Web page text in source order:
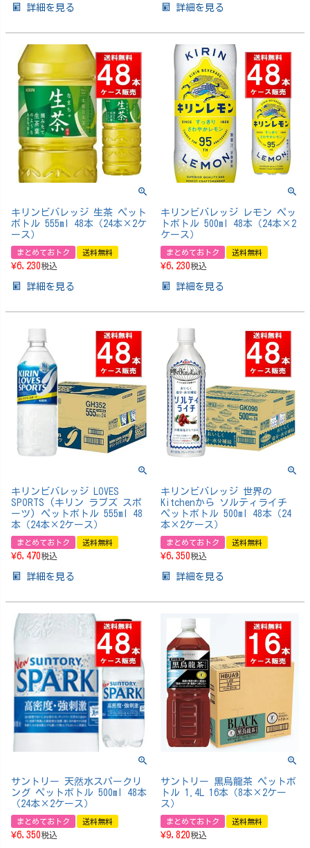
詳細を見る 詳細を見る
キリンビバレッジ 生茶 ペット
ボトル 555ml 48本（24本×2ケ
ース）
まとめておトク 送料無料
¥6,230税込
詳細を見る
キリンビバレッジ レモン ペッ
トボトル 500ml 48本（24本×2
ケース）
まとめておトク 送料無料
¥6,230税込
詳細を見る
キリンビバレッジ LOVES
SPORTS (キリン ラブズ スポ
ーツ) ペットボトル 555ml 48
本（24本×2ケース）
まとめておトク 送料無料
¥6,470税込
詳細を見る
キリンビバレッジ 世界の
Kitchenから ソルティライチ
ペットボトル 500ml 48本（24
本×2ケース）
まとめておトク 送料無料
¥6,350税込
詳細を見る
サントリー 天然水スパークリ
ング ペットボトル 500ml 48本
（24本×2ケース）
まとめておトク 送料無料
¥6,350税込
サントリー 黒烏龍茶 ペットボ
トル 1.4L 16本（8本×2ケー
ス）
まとめておトク 送料無料
¥9,820税込